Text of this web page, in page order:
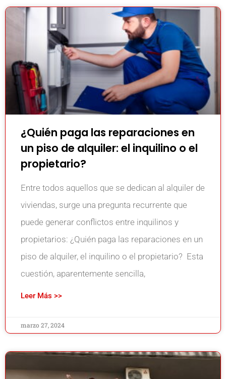
¿Quién paga las reparaciones en
un piso de alquiler: el inquilino o el
propietario?
Entre todos aquellos que se dedican al alquiler de
viviendas, surge una pregunta recurrente que
puede generar conflictos entre inquilinos y
propietarios: ¿Quién paga las reparaciones en un
piso de alquiler, el inquilino o el propietario? Esta
cuestión, aparentemente sencilla,
Leer Más >>
marzo 27, 2024